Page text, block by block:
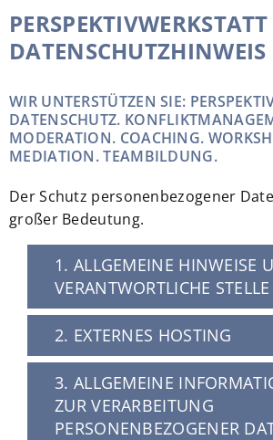
PERSPEKTIVWERKSTATT
DATENSCHUTZHINWEIS
WIR UNTERSTÜTZEN SIE:
DATENSCHUTZ.
MODERATION. COACHING.
MEDIATION. TEAMBILDUNG.
Der Schutz personenbezogener
großer Bedeutung.
1. ALLGEMEINE HINWEISE
VERANTWORTLICHE STELLE
2. EXTERNES HOSTING
3. ALLGEMEINE
ZUR VERARBEITUNG
PERSONENBEZOGENER